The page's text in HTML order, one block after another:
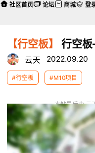
【行空板】 行空
云天 2022.09.20
#行空板 #M10项目
本帖最后由 云
社区首页 论坛 商城 登